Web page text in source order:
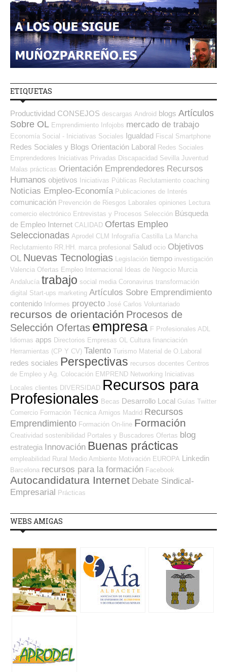
ETIQUETAS
Productividad CONSEJOS descargas Android blogs Artículos
Sobre OL Emprendimiento Infojobs mercado de trabajo
Economía Social - Iniciativas Sociales Igualdad Fiscal Smartphone
Redes Sociales y Blogs Orientación Laboral Redes Sociales
Emprendedores Iniciativas Privadas Discapacidad Sevilla Juventud
Malas prácticas Orientación Emprendedores Recursos
Humanos objetivos Iniciativas Públicas Reclutamiento coaching
Noticias Empleo-Economía Publicaciones de Interés
comunicación Prevención de Riesgos Laborales opiniones Lectura
comercio electrónico Entrevistas y Procesos Selección Búsqueda
de Empleo Internet CALIDAD Ofertas Empleo
Seleccionadas Aprodel CLM Infografía Castilla La Mancha
Reclutamiento RR.HH.
marca profesional Salud ocio Objetivos
OL Nuevas Tecnologias Legislación tiempo investigación
Valencia Ofertas Empleo Internacional Ideas de Negocio Murcia
Andalucía trabajo social media Coronavirus transformación
digital Start-ups marketing Artículos Sobre Emprendimiento
contenido Informes proyecto José Carlos Voluntariado
recursos de orientación Procesos de
Selección Ofertas empresa F Profesionales ADL
Idiomas apps Directorios Empresas OL Cultura financiación
Herramientas (CP Y CV) Talento Turismo Material de O.Laboral
redes sociales Perspectivas recursos docentes Centros
de Empleo y Ag. Colocación EMPREND Networking Iniciativas
Locales clientes DIVERSIDAD Recursos para
Profesionales Becas Desarrollo Local Guías Twitter
Comercio Formación Técnica Amigos Madrid Recursos
Emprendimiento Formación On-line Formación
Creatividad sostenibilidad Portales y Buscadores Ofertas blog
estrategia Innovación Buenas prácticas
empleabilidad Rural Medio Ambiente Motivación EUROPA Linkedin
Barcelona recursos para la formación Facebook
Autocandidatura Internet Debate Sindical-
Empresarial Prácticas
WEBS AMIGAS